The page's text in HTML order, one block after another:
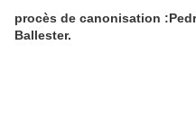
procès de canonisation
Ballester.